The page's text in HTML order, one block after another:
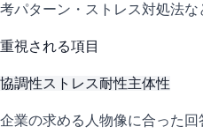
考パターン・ストレス対処法な
重視される項目
協調性ストレス耐性主体性
企業の求める人物像に合った